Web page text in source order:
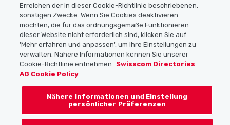
Nützliche Links
Localcities App herunterladen
Folgt uns auf:
Erreichen der in dieser Cookie-Richtlinie beschriebenen,
sonstigen Zwecke. Wenn Sie Cookies deaktivieren
möchten, die für das ordnungsgemäße Funktionieren
dieser Website nicht erforderlich sind, klicken Sie auf
'Mehr erfahren und anpassen', um Ihre Einstellungen zu
verwalten. Nähere Informationen können Sie unserer
Cookie-Richtlinie entnehmen
Swisscom Directories
AG Cookie Policy
Nähere Informationen und Einstellung
persönlicher Präferenzen